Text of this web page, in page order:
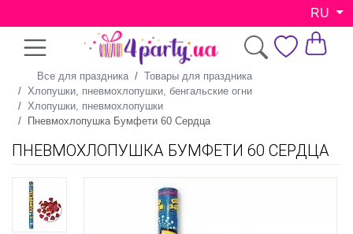
RU
Все для праздника
Товары для праздника
Хлопушки, пневмохлопушки, бенгальские огни
Хлопушки, пневмохлопушки
Пневмохлопушка Бумфети 60 Сердца
ПНЕВМОХЛОПУШКА БУМФЕТИ 60 СЕРДЦА